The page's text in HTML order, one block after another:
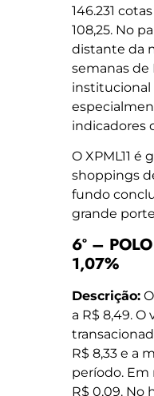
146.231
108,25. No
distante da
semanas de
institucional
indicadores
O XPML11
shoppings
fundo
grande
6º –
1,07%
Descrição:
a R$ 8,49.
R$ 8,33 e a
período. Em
R$ 0,09. No